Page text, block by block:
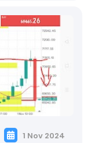
1 Nov 2024